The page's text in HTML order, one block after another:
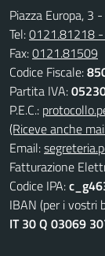
Piazza Europa, 3
Tel:0121.81218
Fax:0121.81509
Codice Fiscale:
Partita IVA:
P.E.C.:
(Riceve anche
Email:
Fatturazione
Codice IPA:
IBAN (per i vostri
IT 30 Q 03069